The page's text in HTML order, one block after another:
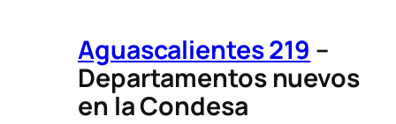
Aguascalientes 219 –
Departamentos nuevos
en la Condesa